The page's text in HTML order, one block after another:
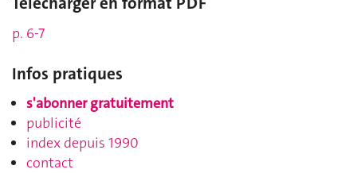
p. 6-7
Infos pratiques
s'abonner gratuitement
publicité
index depuis 1990
contact